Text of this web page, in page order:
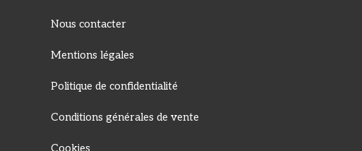
Nous contacter
Mentions légales
Politique de confidentialité
Conditions générales de vente
Cookies